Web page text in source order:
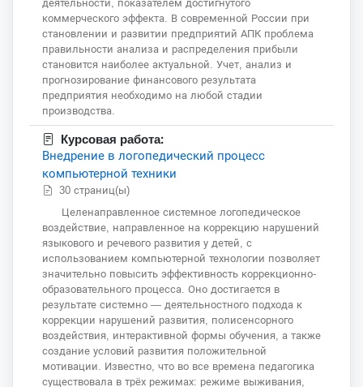
деятельности, показателем достигнутого
коммерческого эффекта. В современной России при
становлении и развитии предприятий АПК проблема
правильности анализа и распределения прибыли
становится наиболее актуальной. Учет, анализ и
прогнозирование финансового результата
предприятия необходимо на любой стадии
производства.
Курсовая работа:
Внедрение в логопедический процесс
компьютерной техники
30 страниц(ы)
Целенаправленное системное логопедическое
воздействие, направленное на коррекцию нарушений
языкового и речевого развития у детей, с
использованием компьютерной технологии позволяет
значительно повысить эффективность коррекционно-
образовательного процесса. Оно достигается в
результате системно — деятельностного подхода к
коррекции нарушений развития, полисенсорного
воздействия, интерактивной формы обучения, а также
создание условий развития положительной
мотивации. Известно, что во все времена педагогика
существовала в трёх режимах: режиме выживания,